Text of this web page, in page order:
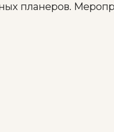
планеров.